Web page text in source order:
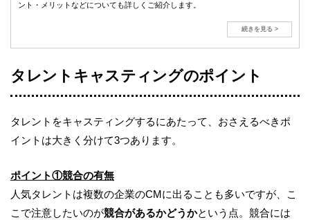
ント・メリットなどについても詳しくご紹介します。
続きを見る >
タレントキャスティングのポイント
タレントをキャスティングするにあたって、おさえるべきポ
イントは大きく分けて3つあります。
ポイント①競合の有無
人気タレントは複数の企業のCMに出ることも多いですが、こ
こで注意したいのが競合があるかどうかという点。競合には